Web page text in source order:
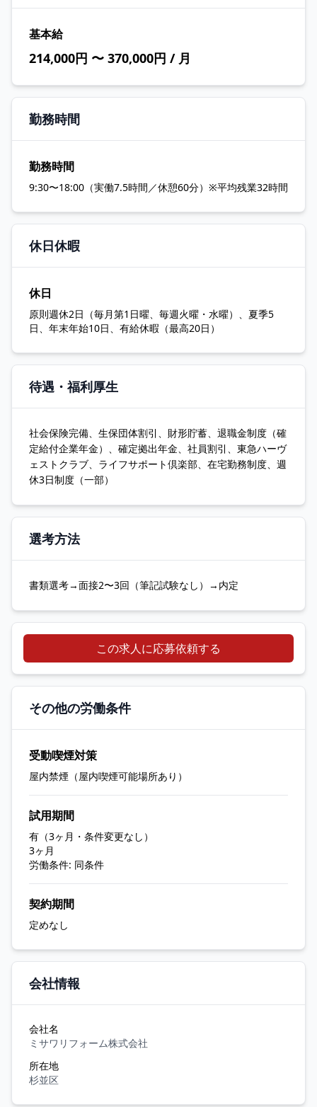
基本給
214,000円 〜 370,000円 / 月
勤務時間
勤務時間
9:30〜18:00（実働7.5時間／休憩60分）※平均残業32時間
休日休暇
休日
原則週休2日（毎月第1日曜、毎週火曜・水曜）、夏季5
日、年末年始10日、有給休暇（最高20日）
待遇・福利厚生
社会保険完備、生保団体割引、財形貯蓄、退職金制度（確
定給付企業年金）、確定拠出年金、社員割引、東急ハーヴ
ェストクラブ、ライフサポート倶楽部、在宅勤務制度、週
休3日制度（一部）
選考方法
書類選考→面接2〜3回（筆記試験なし）→内定
この求人に応募依頼する
その他の労働条件
受動喫煙対策
屋内禁煙（屋内喫煙可能場所あり）
試用期間
有（3ヶ月・条件変更なし）
3ヶ月
労働条件: 同条件
契約期間
定めなし
会社情報
会社名
ミサワリフォーム株式会社
所在地
杉並区